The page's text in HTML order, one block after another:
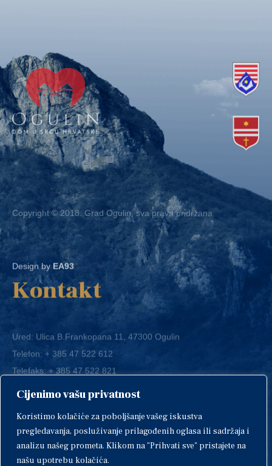
Cijenimo vašu privatnost
Koristimo kolačiće za poboljšanje vašeg iskustva
pregledavanja, posluživanje prilagođenih oglasa ili sadržaja i
analizu našeg prometa. Klikom na "Prihvati sve" pristajete na
našu upotrebu kolačića.
Copyright © 2018. Grad Ogulin, sva prava pridržana.
Design byEA93
Kontakt
Ured: Ulica B.Frankopana 11, 47300 Ogulin
Telefon:+ 385 47 522 612
Telefaks:+ 385 47 522 821
E-mail:grad-ogulin@ogulin.hr